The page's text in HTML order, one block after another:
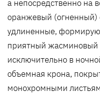
а непосредственно на
оранжевый (огненный)
удлиненные,
приятный жасминовый
исключительно в
объемная крона,
монохромными